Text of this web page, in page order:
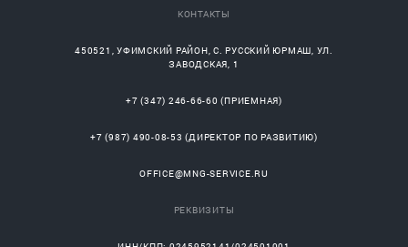
КОНТАКТЫ
450521 ,УФИМСКИЙ РАЙОН, С.РУССКИЙ ЮРМАШ, УЛ.
ЗАВОДСКАЯ, 1
+7 (347) 246-66-60 (ПРИЕМНАЯ)
+7 (987) 490-08-53 (ДИРЕКТОР ПО РАЗВИТИЮ)
OFFICE@MNG-SERVICE.RU
РЕКВИЗИТЫ